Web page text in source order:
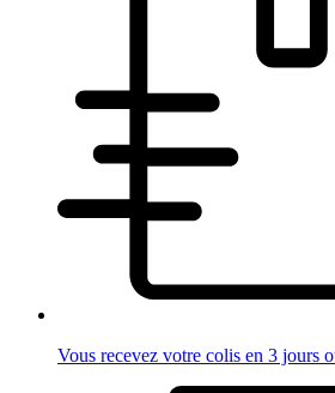
Vous recevez votre colis en 3 jours